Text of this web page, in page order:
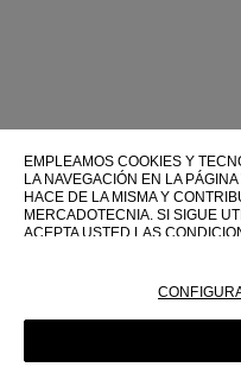
EMPLEAMOS COOKIES Y
LA NAVEGACIÓN EN LA
HACE DE LA MISMA Y
MERCADOTECNIA. SI SIGUE
ACEPTA USTED LAS
SOBRE SU USO EN ESTA
POLÍTICA DE COOKIES